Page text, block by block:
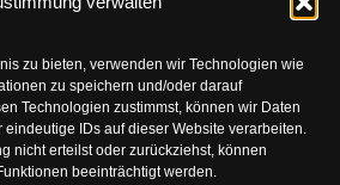
zu bieten, verwenden wir Technologien wie
zu speichern und/oder darauf
Technologien zustimmst, können wir Daten
IDs auf dieser Website verarbeiten.
nicht erteilst oder zurückziehst, können
beeinträchtigt werden.
INFORMATION
7777801
info@tuning-
vor-ort.com
DE-86179
g
Impressu
m